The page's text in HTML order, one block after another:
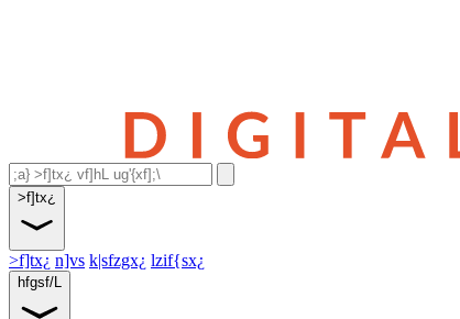
>f]tx¿
>f]tx¿ n]vs k|sfzgx¿ lzif{sx¿
hfgsf/L